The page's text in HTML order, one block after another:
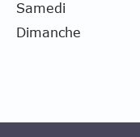
Samedi
Dimanche